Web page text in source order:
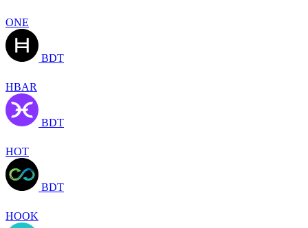
ONE
BDT
HBAR
BDT
HOT
BDT
HOOK